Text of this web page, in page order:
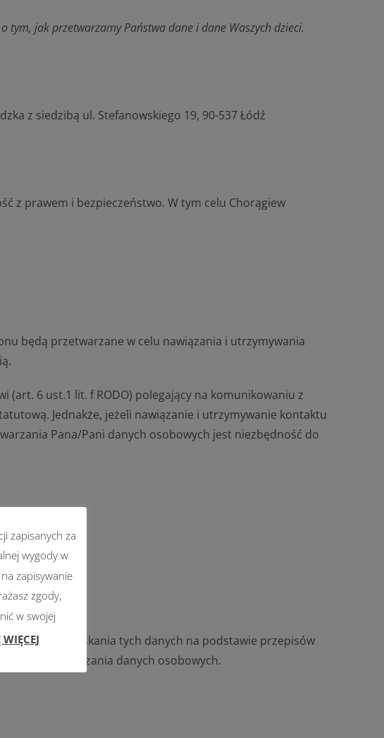
jak przetwarzamy Państwa dane i dane Waszych dzieci.
z siedzibą ul. Stefanowskiego 19, 90-537 Łódź
z prawem i bezpieczeństwo. W tym celu Chorągiew
będą przetwarzane w celu nawiązania i utrzymywania
6 ust.1 lit. f RODO) polegający na komunikowaniu z
Jednakże, jeżeli nawiązanie i utrzymywanie kontaktu
Pana/Pani danych osobowych jest niezbędność do
do pozyskania tych danych na podstawie przepisów
przetwarzania danych osobowych.
zapisanych za
wygody w
zapisywanie
zgody,
w swojej